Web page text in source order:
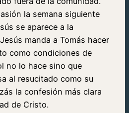
la semana siguiente
se aparece a la
manda a Tomás hacer
como condiciones de
no lo hace sino que
al resucitado como su
la confesión más clara
de Cristo.